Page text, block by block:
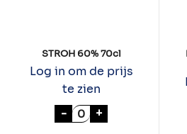
STROH 60% 70cl
Log in om de prijs
te zien
- STROH 60% 70cl
+